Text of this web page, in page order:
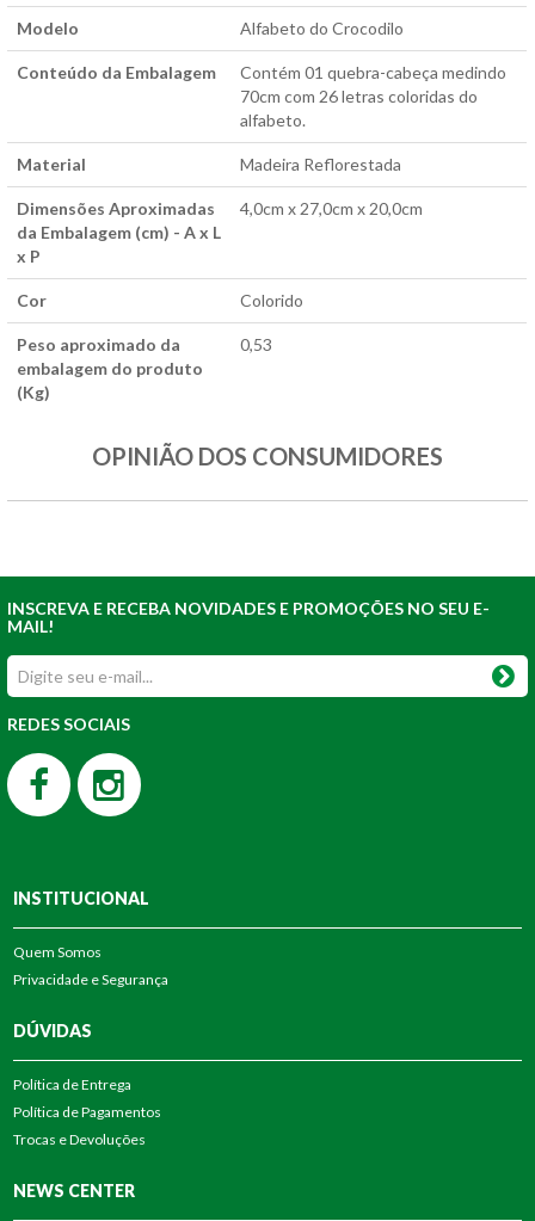
Modelo Alfabeto do Crocodilo
Conteúdo da Embalagem
Contém 01 quebra-cabeça medindo
70cm com 26 letras coloridas do
alfabeto.
Material Madeira Reflorestada
Dimensões Aproximadas
da Embalagem (cm) - A x L
x P
4,0cm x 27,0cm x 20,0cm
Cor Colorido
Peso aproximado da
embalagem do produto
(Kg)
0,53
OPINIÃO DOS CONSUMIDORES
INSCREVA E RECEBA NOVIDADES E PROMOÇÕES NO SEU E-
MAIL!
REDES SOCIAIS
INSTITUCIONAL
Quem Somos
Privacidade e Segurança
DÚVIDAS
Política de Entrega
Política de Pagamentos
Trocas e Devoluções
NEWS CENTER